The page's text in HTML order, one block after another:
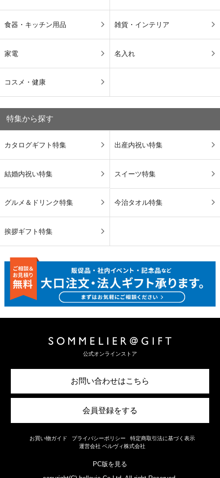
食器・キッチン用品 雑貨・インテリア
家電 名入れ
コスメ・健康
特集から探す
カタログギフト特集 出産内祝い特集
結婚内祝い特集 スイーツ特集
グルメ＆ドリンク特集 今治タオル特集
挨拶ギフト特集
公式オンラインストア
お問い合わせはこちら
会員登録をする
お買い物ガイド プライバシーポリシー
特定商取引法に基づく表示
運営会社 ベルヴィ株式会社
PC版を見る